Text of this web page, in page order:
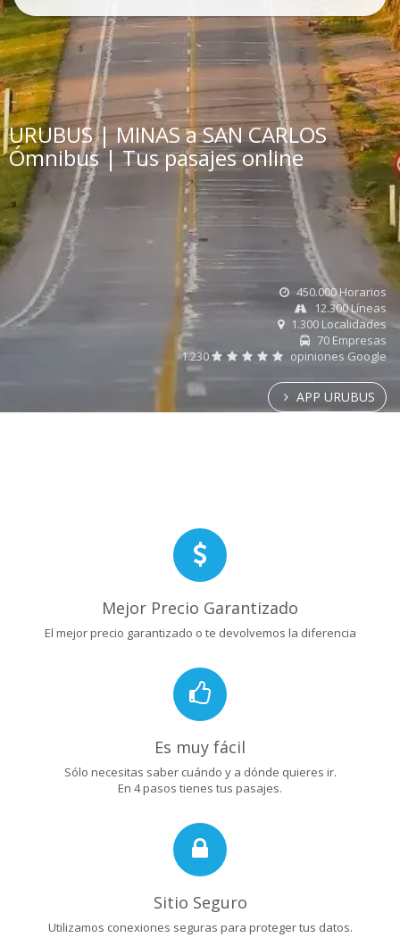
URUBUS | MINAS a SAN CARLOS
Ómnibus | Tus pasajes online
450.000 Horarios
12.300 Líneas
1.300 Localidades
70 Empresas
1.230
opiniones Google
APP URUBUS
Mejor Precio Garantizado
El mejor precio garantizado o te devolvemos la diferencia
Es muy fácil
Sólo necesitas saber cuándo y a dónde quieres ir.
En 4 pasos tienes tus pasajes.
Sitio Seguro
Utilizamos conexiones seguras para proteger tus datos.